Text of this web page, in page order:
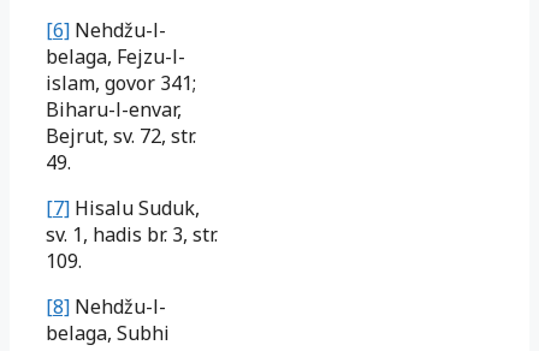
[6] Nehdžu-l-
belaga, Fejzu-l-
islam, govor 341;
Biharu-l-envar,
Bejrut, sv. 72, str.
49.
[7] Hisalu Suduk,
sv. 1, hadis br. 3, str.
109.
[8] Nehdžu-l-
belaga, Subhi